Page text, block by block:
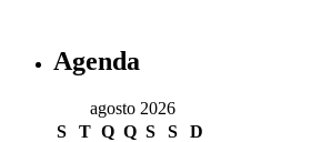
Agenda
agosto 2026
S
T Q Q S S
D